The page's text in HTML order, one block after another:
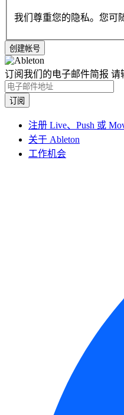
我们尊重您的隐私。您可
订阅我们的电子邮件简报 请
注册 Live、Push 或
关于 Ableton
工作机会